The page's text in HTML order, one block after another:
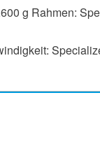
g Rahmen: